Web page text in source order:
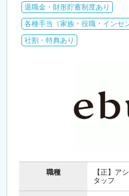
退職金・財形貯蓄制度あり
各種手当（家族・役職・インセ
社割・特典あり
職種
【正】ア
タッフ